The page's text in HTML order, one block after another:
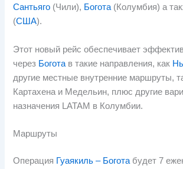
Сантьяго (Чили), Богота(Колумбия) а
(США).
Этот новый рейс обеспечивает
через Богота в такие направления, как
другие местные внутренние маршруты,
Картахена и Медельин, плюс другие
назначения LATAM в Колумбии.
Маршруты
Операция Гуаякиль – Богота будет 7